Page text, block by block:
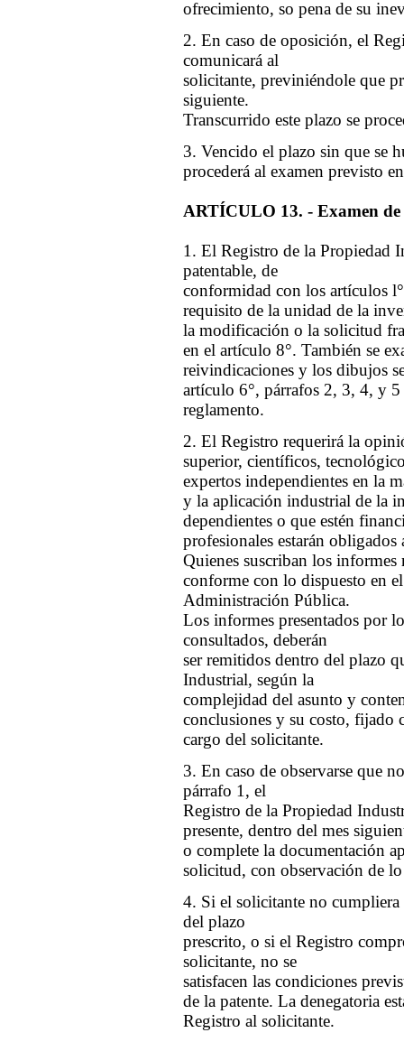
ofrecimiento, so pena de su
2. En caso de oposición, el
comunicará al
solicitante, previniéndole que
siguiente.
Transcurrido este plazo se
3. Vencido el plazo sin que se
procederá al examen previsto
ARTÍCULO 13. - Examen
1. El Registro de la Propiedad
patentable, de
conformidad con los artículos
requisito de la unidad de la
la modificación o la solicitud
en el artículo 8°. También se
reivindicaciones y los dibujos
artículo 6°, párrafos 2, 3, 4, y
reglamento.
2. El Registro requerirá la
superior, científicos,
expertos independientes en la
y la aplicación industrial de la
dependientes o que estén
profesionales estarán obligados
Quienes suscriban los informes
conforme con lo dispuesto en
Administración Pública.
Los informes presentados por
consultados, deberán
ser remitidos dentro del plazo
Industrial, según la
complejidad del asunto y
conclusiones y su costo, fijado
cargo del solicitante.
3. En caso de observarse que
párrafo 1, el
Registro de la Propiedad
presente, dentro del mes
o complete la documentación
solicitud, con observación de
4. Si el solicitante no
del plazo
prescrito, o si el Registro
solicitante, no se
satisfacen las condiciones
de la patente. La denegatoria
Registro al solicitante.